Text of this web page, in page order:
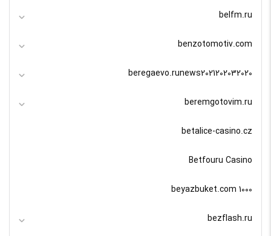
belfm.ru
benzotomotiv.com
beregaevo.runews2021202032020
beremgotovim.ru
betalice-casino.cz
Betfouru Casino
beyazbuket.com 1000
bezflash.ru